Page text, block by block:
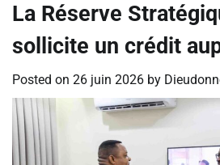
‎La Réserve
sollicite un crédit
Posted on 26 juin 2026 by